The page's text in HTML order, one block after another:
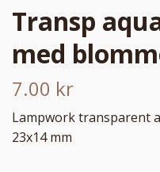
Transp
med
7.00 kr
Lampwork transparent
23x14 mm